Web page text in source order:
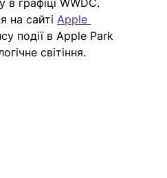
в графіці WWDC.
на сайті Apple
події в Apple Park
світіння.